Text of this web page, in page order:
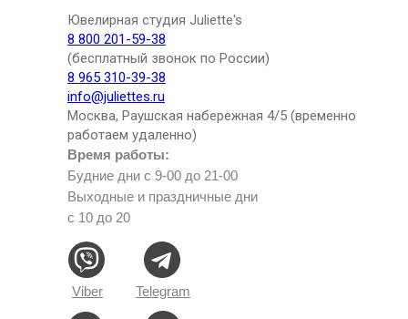
Время работы:
Будние дни с 9-00 до 21-00
Выходные и праздничные дни
с 10 до 20
Telegram
Viber
Ювелирная студия Juliette's
8 800 201-59-38
(бесплатный звонок по России)
8 965 310-39-38
info@juliettes.ru
Москва, Раушская набережная 4/5 (временно
работаем удаленно)